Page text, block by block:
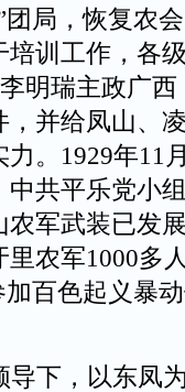
局，恢复农
训工作，各
明瑞主政广
并给凤山、
。1929年11
共平乐党小
军武装已发
农军1000多
百色起义暴
下，以东凤